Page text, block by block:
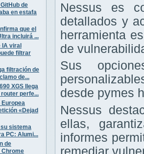
de
en estafa
que el
incluirá ...
viral
filtrar
filtración de
de...
XGS llega
perfe...
Europea
«Dejad
sistema
PC: Alumi...
de
Chrome
Nessus es
detallados y
herramienta
de
Sus
desde pymes
Nessus
ellas,
informes
remediar